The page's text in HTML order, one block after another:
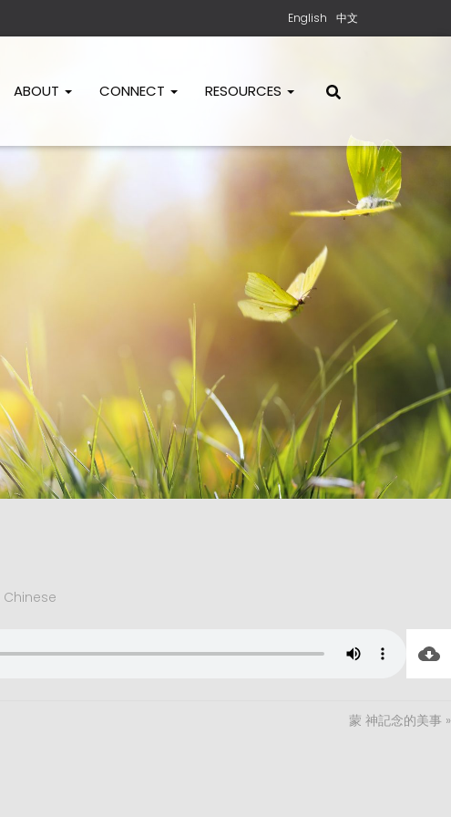
English 中文
ABOUT CONNECT RESOURCES
Chinese
蒙 神記念的美事 »